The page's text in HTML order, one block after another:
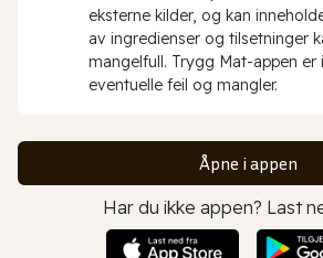
eksterne kilder, og kan
av ingredienser og tilsetninger
mangelfull. Trygg Mat-appen er
eventuelle feil og mangler.
Åpne i appen
Har du ikke appen? Last